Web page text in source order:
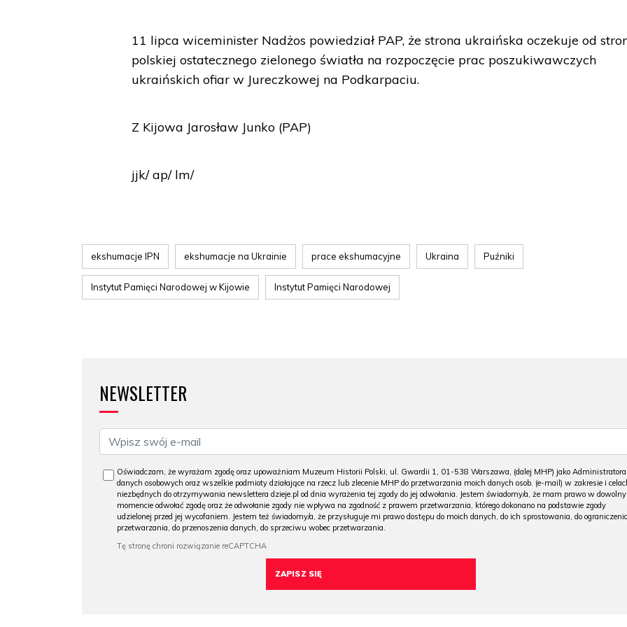
11 lipca wiceminister Nadżos powiedział PAP, że strona ukraińska oczekuje od
polskiej ostatecznego zielonego światła na rozpoczęcie prac poszukiwawczych
ukraińskich ofiar w Jureczkowej na Podkarpaciu.
Z Kijowa Jarosław Junko (PAP)
jjk/ ap/ lm/
ekshumacje IPN ekshumacje na Ukrainie prace ekshumacyjne Ukraina Puźniki
Instytut Pamięci Narodowej w Kijowie Instytut Pamięci Narodowej
NEWSLETTER
Oświadczam, że wyrażam zgodę oraz upoważniam Muzeum Historii Polski, ul. Gwardii 1, 01-538 Warszawa, (dalej MHP) jako Administratora
danych osobowych oraz wszelkie podmioty działające na rzecz lub zlecenie MHP do przetwarzania moich danych osob. (e-mail) w zakresie i
niezbędnych do otrzymywania newslettera dzieje.pl od dnia wyrażenia tej zgody do jej odwołania. Jestem świadomy/a, że mam prawo w
momencie odwołać zgodę oraz że odwołanie zgody nie wpływa na zgodność z prawem przetwarzania, którego dokonano na podstawie zgody
udzielonej przed jej wycofaniem. Jestem też świadomy/a, że przysługuje mi prawo dostępu do moich danych, do ich sprostowania, do
przetwarzania, do przenoszenia danych, do sprzeciwu wobec przetwarzania.